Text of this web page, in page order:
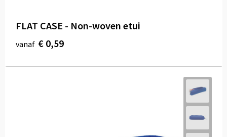
FLAT CASE - Non-woven etui
vanaf € 0,59